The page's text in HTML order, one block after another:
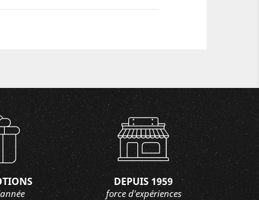
DEPUIS 1959
force d'expériences